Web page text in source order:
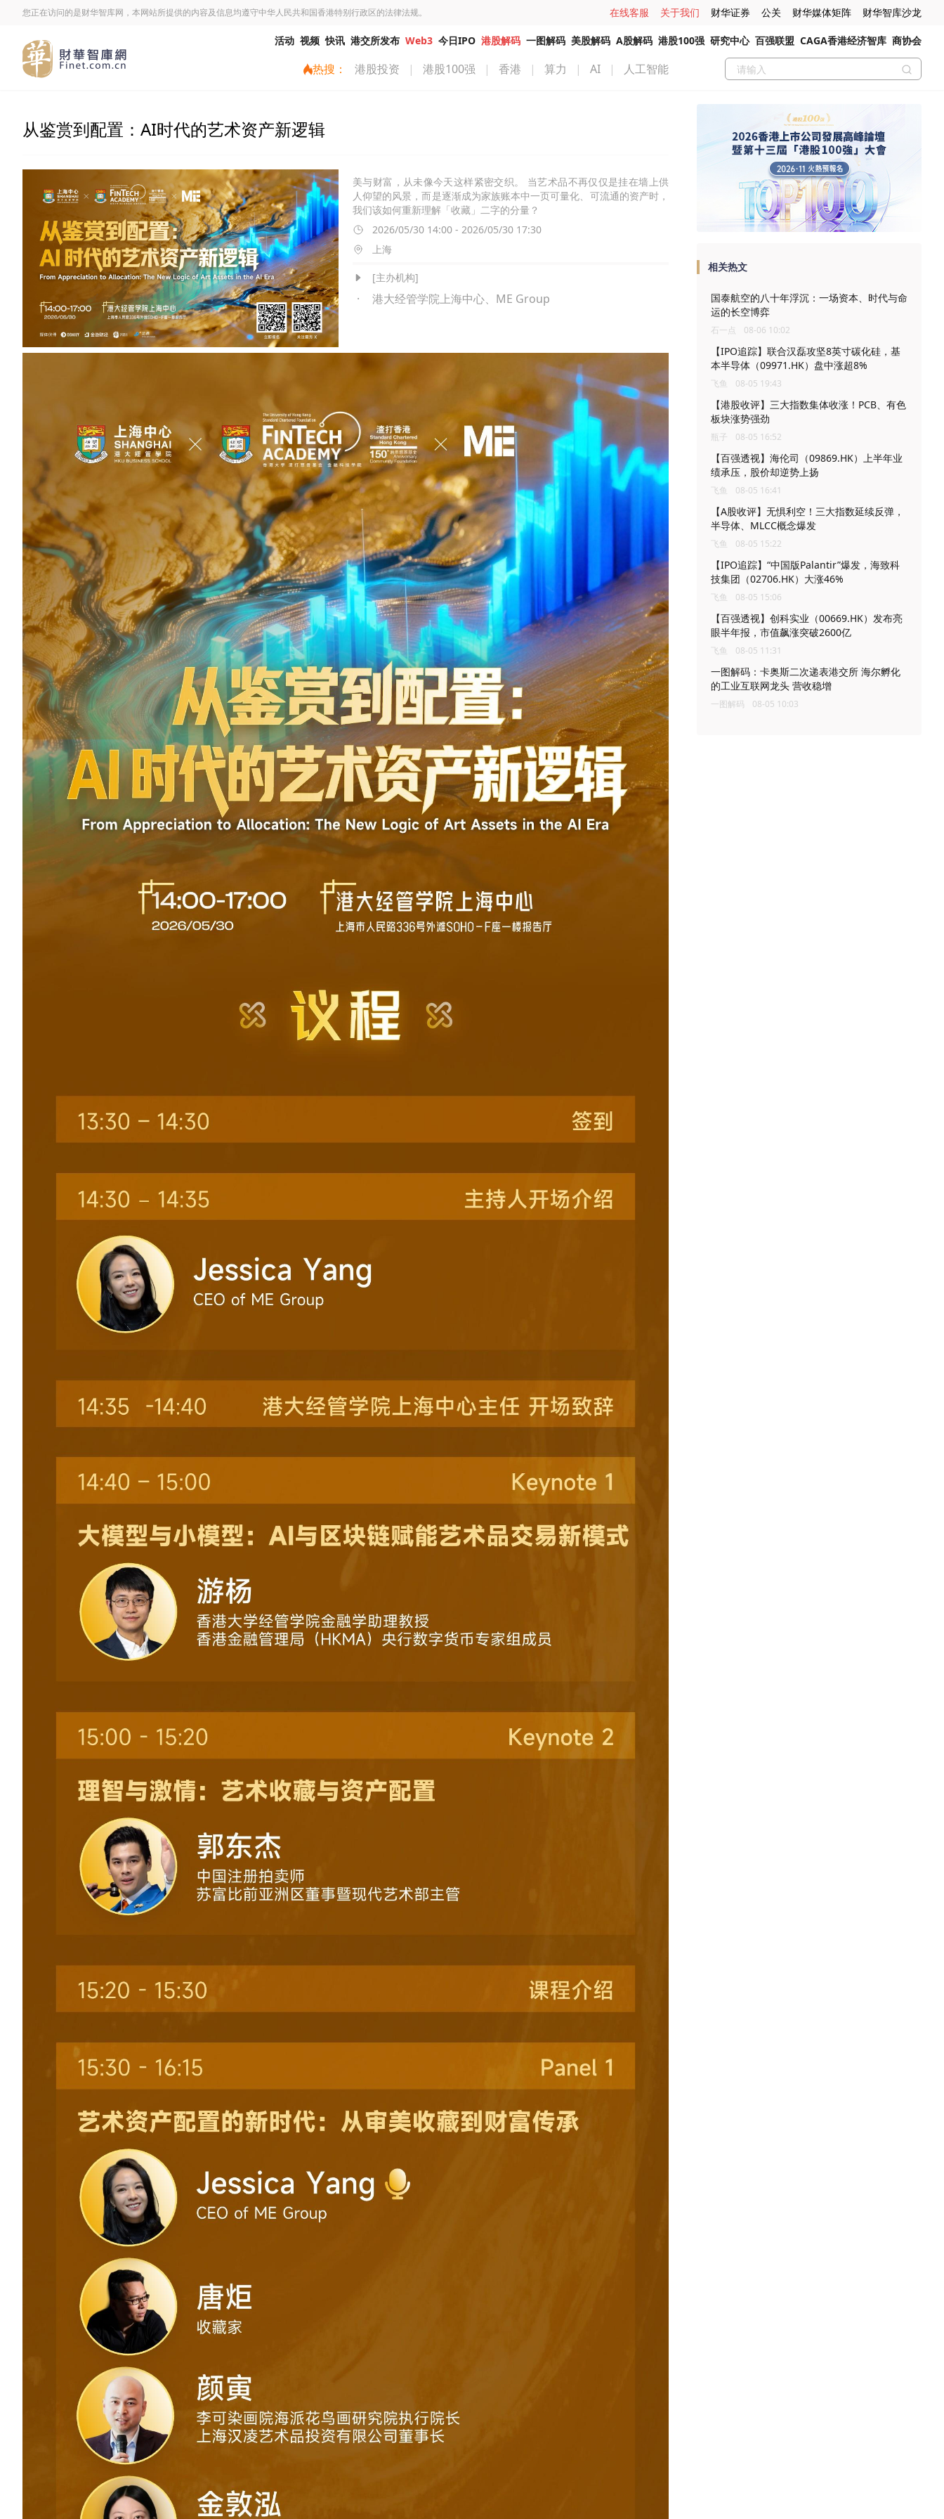
您正在访问的是财华智库网，本网站所提供的内容及信息均遵守中华人民共和国香港特别行政区的法律法规。 在线客服 关于我们 财华证券 公关 财华媒体矩阵 财华智库沙龙
活动 视频 快讯 港交所发布 Web3 今日IPO 港股解码 一图解码 美股解码 A股解码 港股100强 研究中心 百强联盟 CAGA香港经济智库 商协会
热搜： 港股投资 | 港股100强 | 香港 | 算力 | AI | 人工智能
从鉴赏到配置：AI时代的艺术资产新逻辑
美与财富，从未像今天这样紧密交织。 当艺术品不再仅仅是挂在墙上供
人仰望的风景，而是逐渐成为家族账本中一页可量化、可流通的资产时，
我们该如何重新理解「收藏」二字的分量？
2026/05/30 14:00 - 2026/05/30 17:30
上海
[主办机构]
· 港大经管学院上海中心、ME Group
相关热文
国泰航空的八十年浮沉：一场资本、时代与命
运的长空博弈
石一点 08-06 10:02
【IPO追踪】联合汉磊攻坚8英寸碳化硅，基
本半导体（09971.HK）盘中涨超8%
飞鱼 08-05 19:43
【港股收评】三大指数集体收涨！PCB、有色
板块涨势强劲
瓶子 08-05 16:52
【百强透视】海伦司（09869.HK）上半年业
绩承压，股价却逆势上扬
飞鱼 08-05 16:41
【A股收评】无惧利空！三大指数延续反弹，
半导体、MLCC概念爆发
飞鱼 08-05 15:22
【IPO追踪】“中国版Palantir”爆发，海致科
技集团（02706.HK）大涨46%
飞鱼 08-05 15:06
【百强透视】创科实业（00669.HK）发布亮
眼半年报，市值飙涨突破2600亿
飞鱼 08-05 11:31
一图解码：卡奥斯二次递表港交所 海尔孵化
的工业互联网龙头 营收稳增
一图解码 08-05 10:03